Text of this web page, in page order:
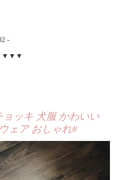
-
ッキ 犬服 かわいい
ェア おしゃれ#